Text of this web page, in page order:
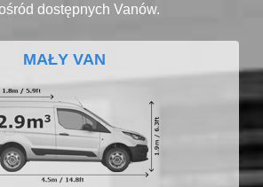
dostępnych Vanów.
MAŁY VAN